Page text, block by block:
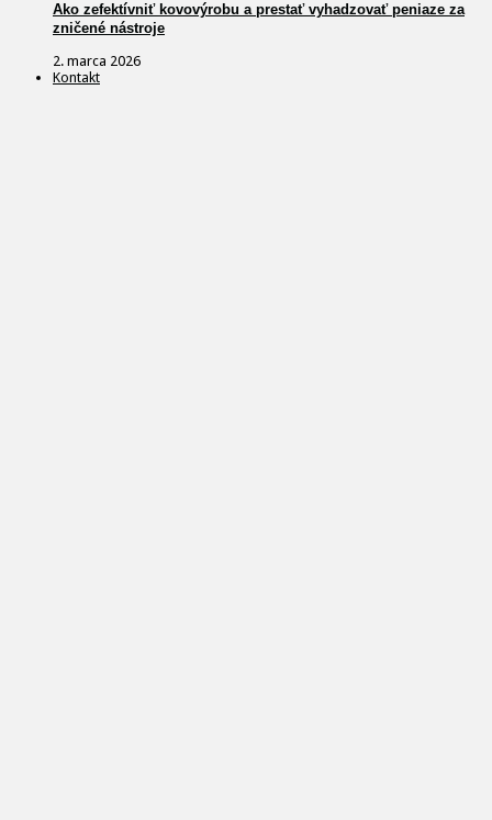
Ako zefektívniť kovovýrobu a prestať vyhadzovať peniaze za
zničené nástroje
2. marca 2026
Kontakt